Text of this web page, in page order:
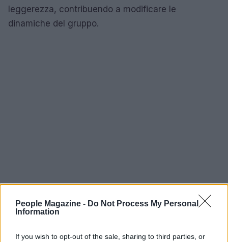
People Magazine - Do Not Process My Personal
Information
If you wish to opt-out of the sale, sharing to third parties, or
leggerezza, contribuendo a modificare le
dinamiche del gruppo.
2026, ogni giovedì alle 21:15 suSky Unoe in